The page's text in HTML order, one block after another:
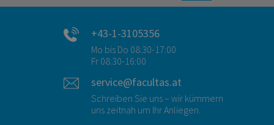
+43-1-3105356
Mo bis Do 08:30-17:00
Fr 08:30-16:00
service@facultas.at
Schreiben Sie uns – wir kümmern
uns zeitnah um Ihr Anliegen.